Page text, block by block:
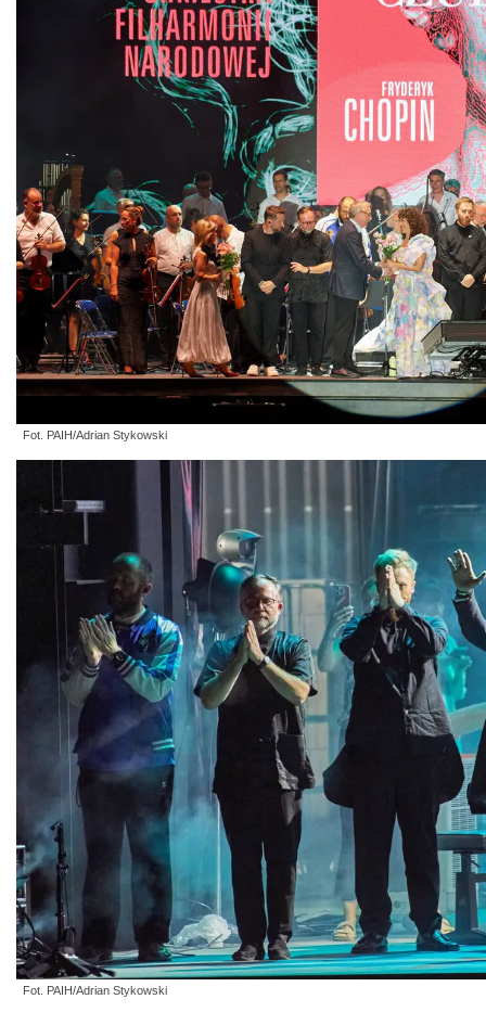
Fot. PAIH/Adrian Stykowski
Fot. PAIH/Adrian Stykowski